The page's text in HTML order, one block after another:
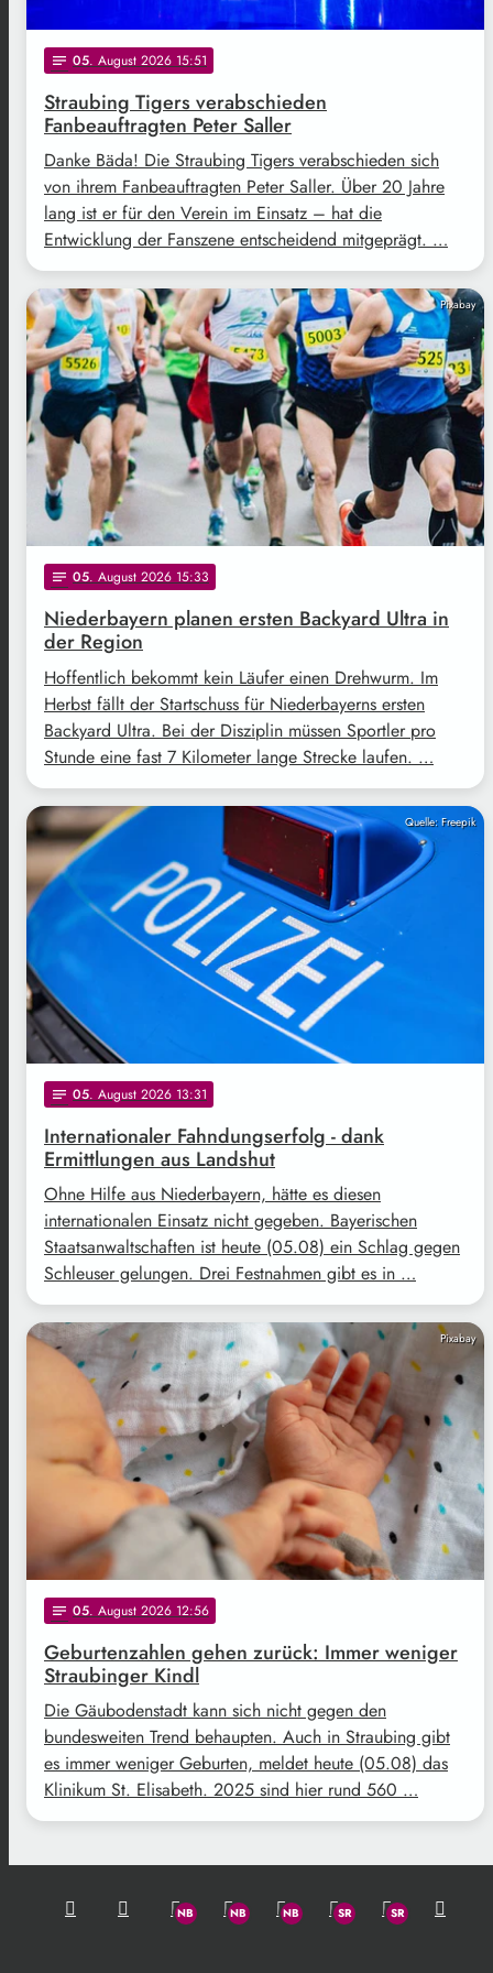
notes 05. August 2026 15:51
Straubing Tigers verabschieden
Fanbeauftragten Peter Saller
Danke Bäda! Die Straubing Tigers verabschieden sich
von ihrem Fanbeauftragten Peter Saller. Über 20 Jahre
lang ist er für den Verein im Einsatz – hat die
Entwicklung der Fanszene entscheidend mitgeprägt. …
Pixabay
notes 05. August 2026 15:33
Niederbayern planen ersten Backyard Ultra in
der Region
Hoffentlich bekommt kein Läufer einen Drehwurm. Im
Herbst fällt der Startschuss für Niederbayerns ersten
Backyard Ultra. Bei der Disziplin müssen Sportler pro
Stunde eine fast 7 Kilometer lange Strecke laufen. …
Quelle: Freepik
notes 05. August 2026 13:31
Internationaler Fahndungserfolg - dank
Ermittlungen aus Landshut
Ohne Hilfe aus Niederbayern, hätte es diesen
internationalen Einsatz nicht gegeben. Bayerischen
Staatsanwaltschaften ist heute (05.08) ein Schlag gegen
Schleuser gelungen. Drei Festnahmen gibt es in …
Pixabay
notes 05. August 2026 12:56
Geburtenzahlen gehen zurück: Immer weniger
Straubinger Kindl
Die Gäubodenstadt kann sich nicht gegen den
bundesweiten Trend behaupten. Auch in Straubing gibt
es immer weniger Geburten, meldet heute (05.08) das
Klinikum St. Elisabeth. 2025 sind hier rund 560 …